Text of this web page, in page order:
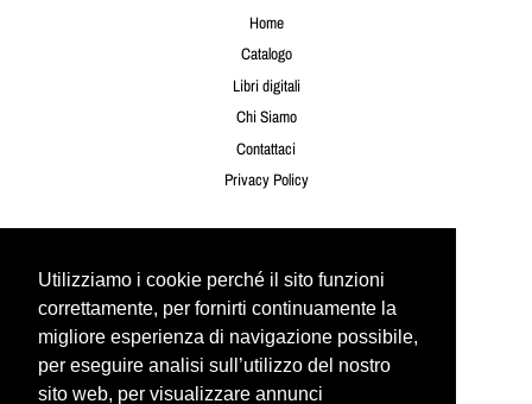
Utilizziamo i cookie perché il sito funzioni
correttamente, per fornirti continuamente la
migliore esperienza di navigazione possibile,
per eseguire analisi sull’utilizzo del nostro
sito web, per visualizzare annunci
Utilizziamo i cookie perché il sito funzioni
correttamente, per fornirti continuamente la
migliore esperienza di navigazione possibile,
per eseguire analisi sull’utilizzo del nostro
sito web, per visualizzare annunci
Home
Catalogo
Libri digitali
Chi Siamo
Contattaci
Privacy Policy
Twitter FacebookInstagramYouTube
Newsletter